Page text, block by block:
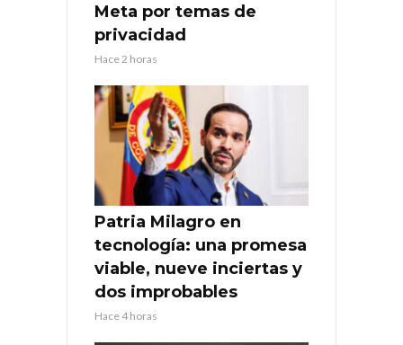
Meta por temas de
privacidad
Hace 2 horas
Patria Milagro en
tecnología: una promesa
viable, nueve inciertas y
dos improbables
Hace 4 horas